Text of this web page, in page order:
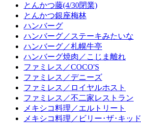
とんかつ藤(4/30閉業)
とんかつ銀座梅林
ハンバーグ
ハンバーグ／ステーキみたいな
ハンバーグ／札幌牛亭
ハンバーグ焼肉／こじま離れ
ファミレス／COCO'S
ファミレス／デニーズ
ファミレス／ロイヤルホスト
ファミレス／不二家レストラン
メキシコ料理／エルトリート
メキシコ料理／ビリー･ザ･キッド